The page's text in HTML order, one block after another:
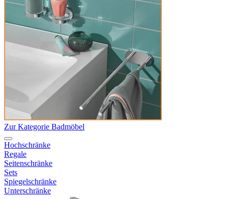
Zur Kategorie Badmöbel
Hochschränke
Regale
Seitenschränke
Sets
Spiegelschränke
Unterschränke